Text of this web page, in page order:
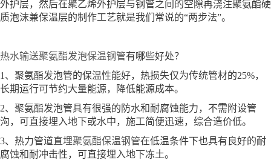
外护层，然后在聚乙烯外护层与钢管之间的空隙再浇注聚氨酯硬
质泡沫兼保温层的制作工艺就是我们常说的“两步法”。
热水输送聚氨酯发泡保温钢管有哪些好处？
1、聚氨酯发泡管的保温性能好，热损失仅为传统管材的25%，
长期运行可节约大量能源，降低能源成本。
2、聚氨酯发泡管具有很强的防水和耐腐蚀能力，不需附设管
沟，可直接埋入地下或水中，施工简便迅速，综合造价低。
3、热力管道直埋聚氨酯保温钢管在低温条件下也具有良好的耐
腐蚀和耐冲击性，可直接埋入地下冻土。